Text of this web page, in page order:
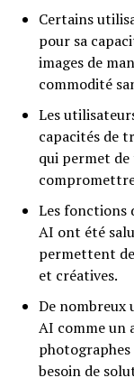
Certains
pour sa
images de
commodité
Les
capacités de
qui permet
Les fonctions
AI ont été
permettent
et créatives.
De
AI comme un
besoin de